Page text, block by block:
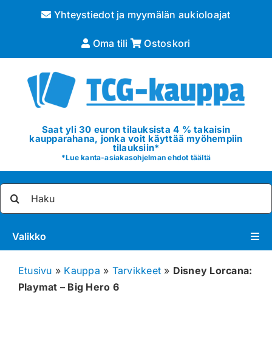
Yhteystiedot ja myymälän aukioloajat
Oma tili Ostoskori
Saat yli 30 euron tilauksista 4 % takaisin
kaupparahana, jonka voit käyttää myöhempiin
tilauksiin*
*Lue kanta-asiakasohjelman ehdot täältä
Valikko
Pokémon
Muut keräilykortit
Etusivu » Kauppa » Tarvikkeet » Disney Lorcana:
Playmat – Big Hero 6